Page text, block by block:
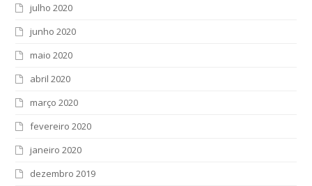
julho 2020
junho 2020
maio 2020
abril 2020
março 2020
fevereiro 2020
janeiro 2020
dezembro 2019